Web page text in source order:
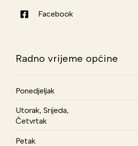
Facebook
Radno vrijeme općine
Ponedjeljak
Utorak, Srijeda,
Četvrtak
Petak